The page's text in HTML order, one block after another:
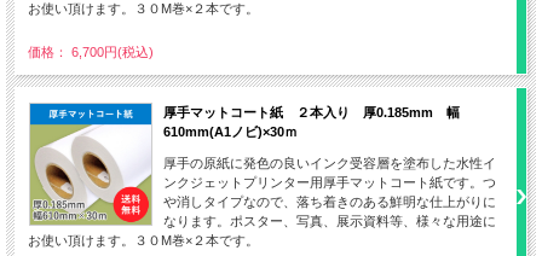
お使い頂けます。３０M巻×２本です。
価格： 6,700円(税込)
厚手マットコート紙 ２本入り 厚0.185mm 幅
610mm(A1ノビ)×30ｍ
厚手の原紙に発色の良いインク受容層を塗布した水性イ
ンクジェットプリンター用厚手マットコート紙です。つ
や消しタイプなので、落ち着きのある鮮明な仕上がりに
なります。ポスター、写真、展示資料等、様々な用途に
お使い頂けます。３０M巻×２本です。